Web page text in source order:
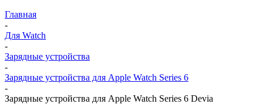
Главная
-
Для Watch
-
Зарядные устройства
-
Зарядные устройства для Apple Watch Series 6
-
Зарядные устройства для Apple Watch Series 6 Devia